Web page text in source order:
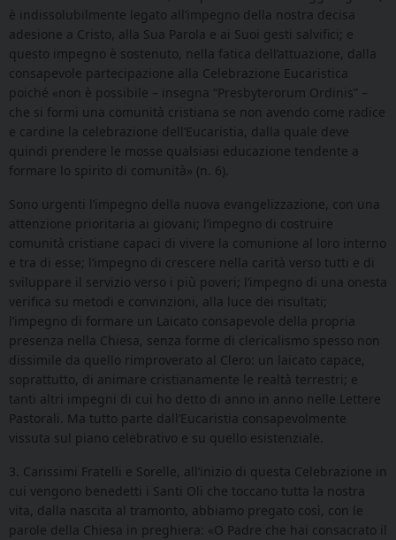
è indissolubilmente legato all’impegno della nostra decisa
adesione a Cristo, alla Sua Parola e ai Suoi gesti salvifici; e
questo impegno è sostenuto, nella fatica dell’attuazione, dalla
consapevole partecipazione alla Celebrazione Eucaristica
poiché «non è possibile – insegna “Presbyterorum Ordinis” –
che si formi una comunità cristiana se non avendo come radice
e cardine la celebrazione dell’Eucaristia, dalla quale deve
quindi prendere le mosse qualsiasi educazione tendente a
formare lo spirito di comunità» (n. 6).
Sono urgenti l’impegno della nuova evangelizzazione, con una
attenzione prioritaria ai giovani; l’impegno di costruire
comunità cristiane capaci di vivere la comunione al loro interno
e tra di esse; l’impegno di crescere nella carità verso tutti e di
sviluppare il servizio verso i più poveri; l’impegno di una onesta
verifica su metodi e convinzioni, alla luce dei risultati;
l’impegno di formare un Laicato consapevole della propria
presenza nella Chiesa, senza forme di clericalismo spesso non
dissimile da quello rimproverato al Clero: un laicato capace,
soprattutto, di animare cristianamente le realtà terrestri; e
tanti altri impegni di cui ho detto di anno in anno nelle Lettere
Pastorali. Ma tutto parte dall’Eucaristia consapevolmente
vissuta sul piano celebrativo e su quello esistenziale.
3. Carissimi Fratelli e Sorelle, all’inizio di questa Celebrazione in
cui vengono benedetti i Santi Oli che toccano tutta la nostra
vita, dalla nascita al tramonto, abbiamo pregato così, con le
parole della Chiesa in preghiera: «O Padre che hai consacrato il